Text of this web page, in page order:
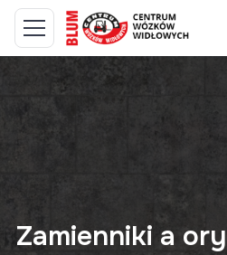
Zamienniki a